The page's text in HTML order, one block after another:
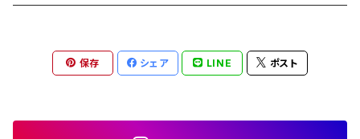
BROOKLYN WORKS
カトラリー
ヘッドライト／ランタン
アクセサリー
アクセサリー
七輪、グリル
ガスストーブ
湯たんぽ
斧、鉈
クッキングギア
バーナー／ストーブ
コンテナ、ギアケース
フットウェア
アクセサリー
保存 シェア LINE ポスト